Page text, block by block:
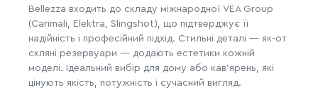
Bellezza входить до складу міжнародної VEA Group
(Carimali, Elektra, Slingshot), що підтверджує її
надійність і професійний підхід. Стильні деталі — як-от
скляні резервуари — додають естетики кожній
моделі. Ідеальний вибір для дому або кав’ярень, які
цінують якість, потужність і сучасний вигляд.